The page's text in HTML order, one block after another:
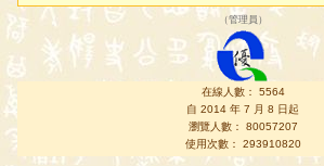
（管理員 ）
在線人數： 5564
自 2014 年 7 月 8 日起
瀏覽人數： 80057207
使用次數： 293910820